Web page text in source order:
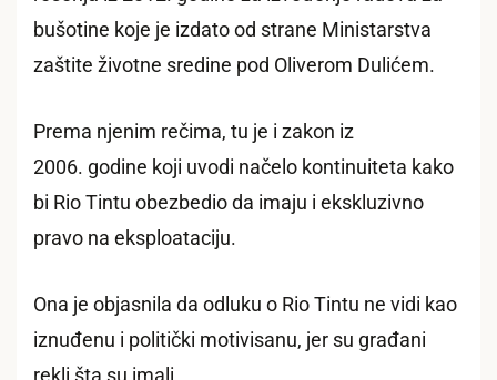
bušotine koje je izdato od strane Ministarstva
zaštite životne sredine pod Oliverom Dulićem.
Prema njenim rečima, tu je i zakon iz
2006. godine koji uvodi načelo kontinuiteta kako
bi Rio Tintu obezbedio da imaju i ekskluzivno
pravo na eksploataciju.
Ona je objasnila da odluku o Rio Tintu ne vidi kao
iznuđenu i politički motivisanu, jer su građani